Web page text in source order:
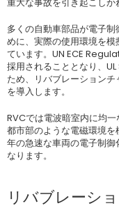
多くの自動車部品が電子
めに、実際の使用環境を
ています。UN ECE
採用されることとなり、
ため、リバブレーション
を導入します。
RVCでは電波暗室内に均
都市部のような電磁環境
年の急速な車両の電子制
なります。
リバブレーシ